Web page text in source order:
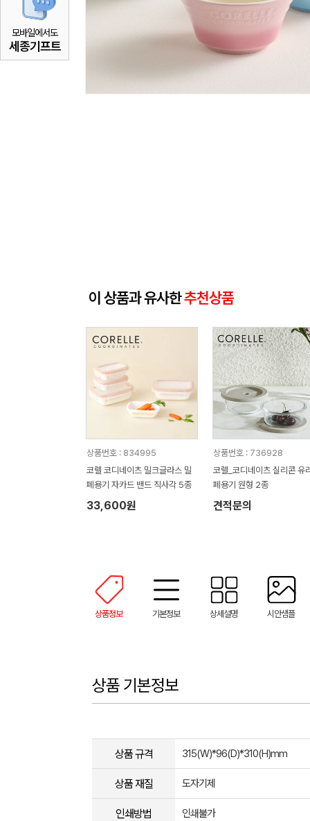
모바일에서도
세종기프트
이 상품과 유사한추천상품
상품번호 : 834995
코렐 코디네이츠 밀크글라스 밀
폐용기 자카드 밴드 직사각 5종
33,600원
상품번호 : 736928
코렐_코디네이츠 실리콘 유
폐용기 원형 2종
견적문의
상품정보 기본정보 상세설명 시안샘플
상품 기본정보
상품 규격 315(W)*96(D)*310(H)mm
상품 재질 도자기제
인쇄방법 인쇄불가